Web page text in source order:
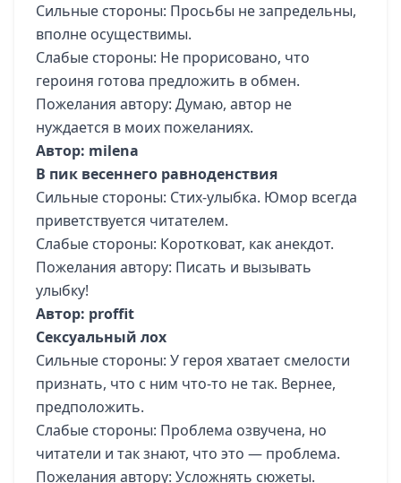
Сильные стороны: Просьбы не запредельны,
вполне осуществимы.
Слабые стороны: Не прорисовано, что
героиня готова предложить в обмен.
Пожелания автору: Думаю, автор не
нуждается в моих пожеланиях.
Автор: milena
В пик весеннего равноденствия
Сильные стороны: Стих-улыбка. Юмор всегда
приветствуется читателем.
Слабые стороны: Коротковат, как анекдот.
Пожелания автору: Писать и вызывать
улыбку!
Автор: proffit
Сексуальный лох
Сильные стороны: У героя хватает смелости
признать, что с ним что-то не так. Вернее,
предположить.
Слабые стороны: Проблема озвучена, но
читатели и так знают, что это — проблема.
Пожелания автору: Усложнять сюжеты.